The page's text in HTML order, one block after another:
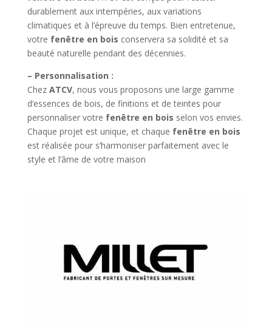
durablement aux intempéries, aux variations
climatiques et à l’épreuve du temps. Bien entretenue,
votre fenêtre en bois conservera sa solidité et sa
beauté naturelle pendant des décennies.
– Personnalisation :
Chez ATCV, nous vous proposons une large gamme
d’essences de bois, de finitions et de teintes pour
personnaliser votre fenêtre en bois selon vos envies.
Chaque projet est unique, et chaque fenêtre en bois
est réalisée pour s’harmoniser parfaitement avec le
style et l’âme de votre maison